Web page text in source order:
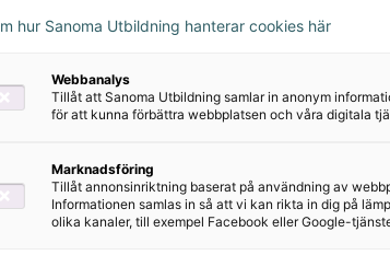
charmiga
Robin och barnen Molly
innehåller...
I Lexia Provia
finns i...
hur Sanoma Utbildning hanterar cookies här
Webbanalys
Tillåt att Sanoma Utbildning samlar in anonym
för att kunna förbättra webbplatsen och våra digitala
Marknadsföring
Tillåt annonsinriktning baserat på användning av
Informationen samlas in så att vi kan rikta in dig på
olika kanaler, till exempel Facebook eller Google-